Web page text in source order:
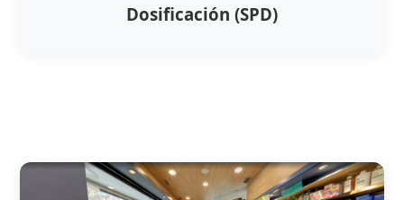
Dosificación (SPD)